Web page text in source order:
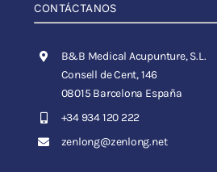
CONTÁCTANOS
B&B Medical Acupunture, S.L.
Consell de Cent, 146
08015 Barcelona España
+34 934 120 222
zenlong@zenlong.net